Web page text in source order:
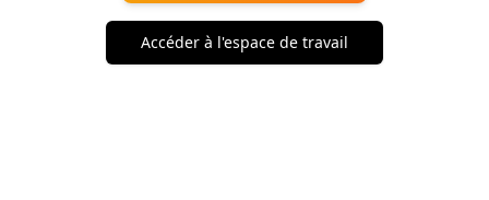
Accéder à l'espace de travail